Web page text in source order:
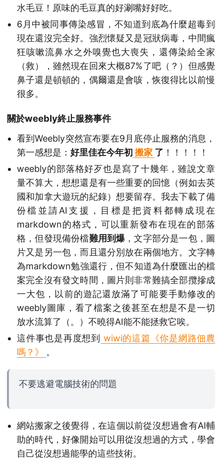
水毛豆！原味的毛豆真的好涮嘴好好吃。
6月中被同事傳染感冒，不知道到底為什麼超毒到
現在還沒完全好。強烈懷疑又是冠狀病毒，中間瘋
狂咳嗽流鼻水之外嗅覺也大喪失，還傳染給全家
（救），雖然現在回來大概87%了吧（？）但感覺
鼻子還是頓頓的，偶爾還是會咳，恢復得比以前慢
很多。
關於weebly終止服務事件
看到Weebly突然宣布要在9月底停止服務的消息，
第一感想是： 好里佳在今年初 搬家 了 ！！！！！
weebly的部落格好歹也是寫了十幾年，雖說文章
量不算大，想想還是有一些重要的回憶（例如去英
國和加拿大遊玩的紀錄）想要留存。我去下載了備
份檔並請AI支援，目標是把資料都轉成現在
markdown的格式，可以重新發布在現在的部落
格，但發現備份檔難用到爆 ，文字部分是一包，圖
片又是另一包，而且還分別放在兩個地方。文字轉
為markdown勉強還行，但不知道為什麼匯出的檔
案完全沒有發文時間，圖片則非常難搞全部攬摻成
一大包，以前的遊記還放滿了可能要手動修改的
weebly圖庫，看了檔案之後甚至在想是不是一切
放水流算了（。）不曉得AI能不能拯救它唉。
這件事也是再度想到 wiwi的這篇《你是網路佃農
嗎？》 。
不要逃避電腦技術的問題
網站搬家之後覺得，在這個以前從沒想過會有AI輔
助的時代，好像開始可以用從沒想過的方式，學會
自己從沒想過能學的這些技術。